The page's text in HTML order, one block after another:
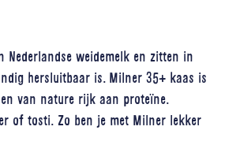
weidemelk en zitten in
hersluitbaar is. Milner 35+ kaas is
van nature rijk aan proteïne.
of tosti. Zo ben je met Milner lekker